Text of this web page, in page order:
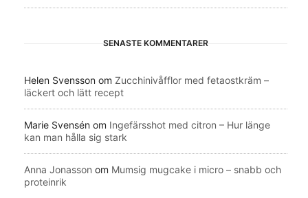
SENASTE KOMMENTARER
Helen Svensson om Zucchinivåfflor med fetaostkräm –
läckert och lätt recept
Marie Svensén om Ingefärsshot med citron – Hur länge
kan man hålla sig stark
Anna Jonasson om Mumsig mugcake i micro – snabb och
proteinrik